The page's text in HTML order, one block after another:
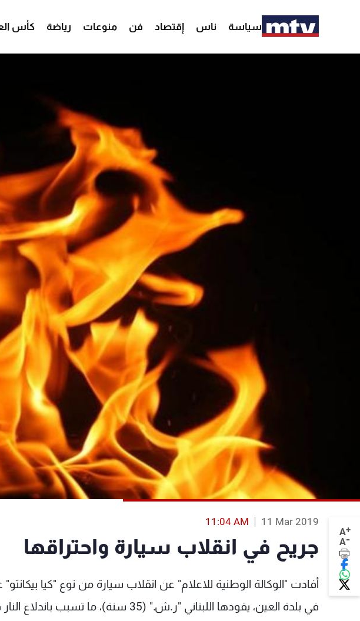
سياسة ناس إقتصاد فن منوعات رياضة كأس
A+
A-
11 Mar 2019
11:04 AM
جريح في انقلاب سيارة واحتراقها
أفادت "الوكالة الوطنية للاعلام" عن انقلاب سيارة من نوع "كيا
في بلدة العين، يقودها اللبناني "ر.ش." (35